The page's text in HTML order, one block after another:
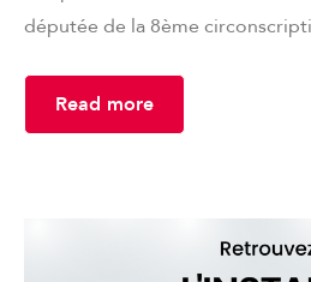
députée de la 8ème
Read more